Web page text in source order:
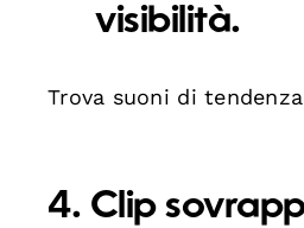
visibilità.
Trova suoni di
4. Clip